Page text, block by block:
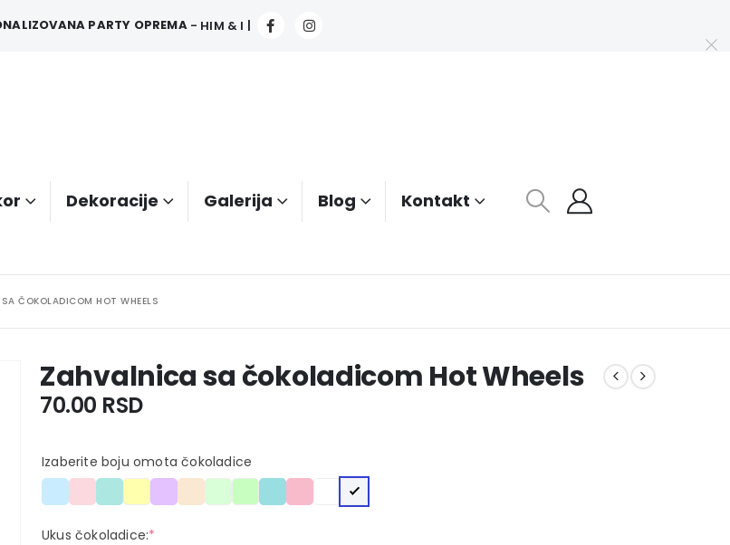
PARTY OPREMA - HIM & I |
Dekoracije Galerija Blog Kontakt
ČOKOLADICOM HOT WHEELS
Zahvalnica sa čokoladicom Hot Wheels
70.00 RSD
Izaberite boju omota čokoladice
Ukus čokoladice:*